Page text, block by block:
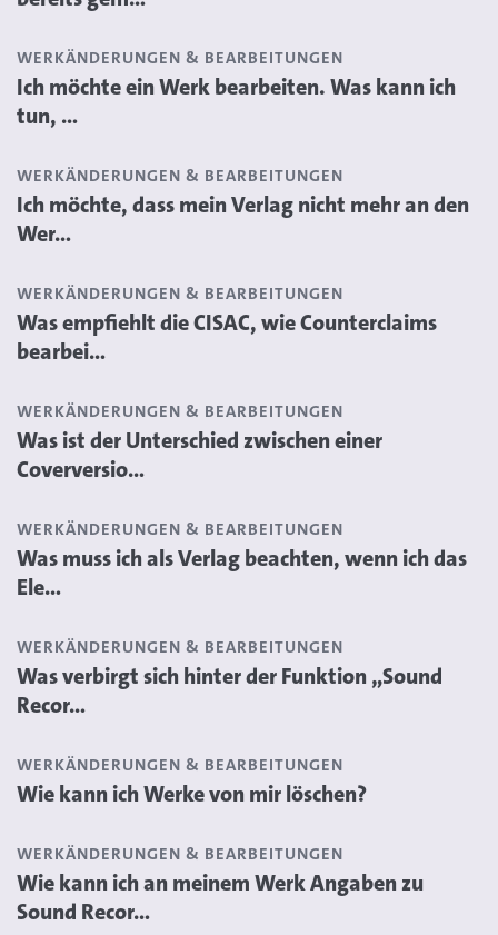
WERKÄNDERUNGEN & BEARBEITUNGEN
Ich möchte ein Werk bearbeiten. Was kann ich
tun, ...
WERKÄNDERUNGEN & BEARBEITUNGEN
Ich möchte, dass mein Verlag nicht mehr an den
Wer...
WERKÄNDERUNGEN & BEARBEITUNGEN
Was empfiehlt die CISAC, wie Counterclaims
bearbei...
WERKÄNDERUNGEN & BEARBEITUNGEN
Was ist der Unterschied zwischen einer
Coverversio...
WERKÄNDERUNGEN & BEARBEITUNGEN
Was muss ich als Verlag beachten, wenn ich das
Ele...
WERKÄNDERUNGEN & BEARBEITUNGEN
Was verbirgt sich hinter der Funktion „Sound
Recor...
WERKÄNDERUNGEN & BEARBEITUNGEN
Wie kann ich Werke von mir löschen?
WERKÄNDERUNGEN & BEARBEITUNGEN
Wie kann ich an meinem Werk Angaben zu
Sound Recor...